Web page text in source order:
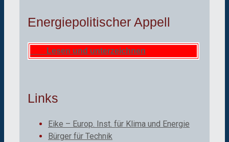
Energiepolitischer Appell
Lesen und unterzeichnen
Links
Eike – Europ. Inst. für Klima und Energie
Bürger für Technik